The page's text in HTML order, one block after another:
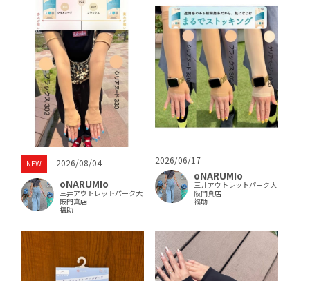
NEW 2026/08/04
oNARUMIo
三井アウトレットパーク大
阪門真店
福助
2026/06/17
oNARUMIo
三井アウトレットパーク大
阪門真店
福助